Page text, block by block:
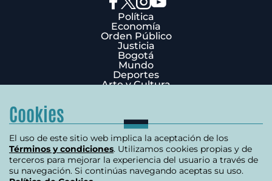
Política
Economía
Orden Público
Justicia
Bogotá
Mundo
Deportes
Arte y Cultura
Términos y condiciones
Política de privacidad
Política de cookies
Contáctenos
Carrera 7 # 75-51 Edificio Terpel Oficina 501
Cookies
El uso de este sitio web implica la aceptación de los
Términos y condiciones. Utilizamos cookies propias y de
terceros para mejorar la experiencia del usuario a través de
su navegación. Si continúas navegando aceptas su uso.